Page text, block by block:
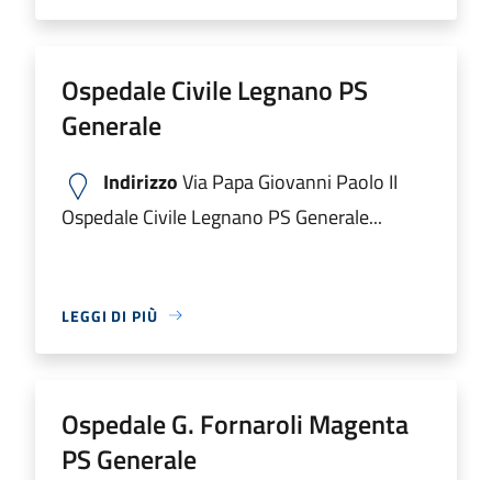
Ospedale Civile Legnano PS
Generale
IndirizzoVia Papa Giovanni Paolo II
Ospedale Civile Legnano PS Generale...
LEGGI DI PIÙ
Ospedale G. Fornaroli Magenta
PS Generale